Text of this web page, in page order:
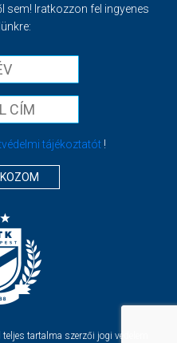
sem! Iratkozzon fel ingyenes
tájékoztatót!
tartalma szerzői jogi védelem